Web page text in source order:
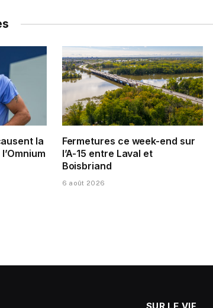
la
Fermetures ce week-end sur
l’A-15 entre Laval et
Boisbriand
6 août 2026